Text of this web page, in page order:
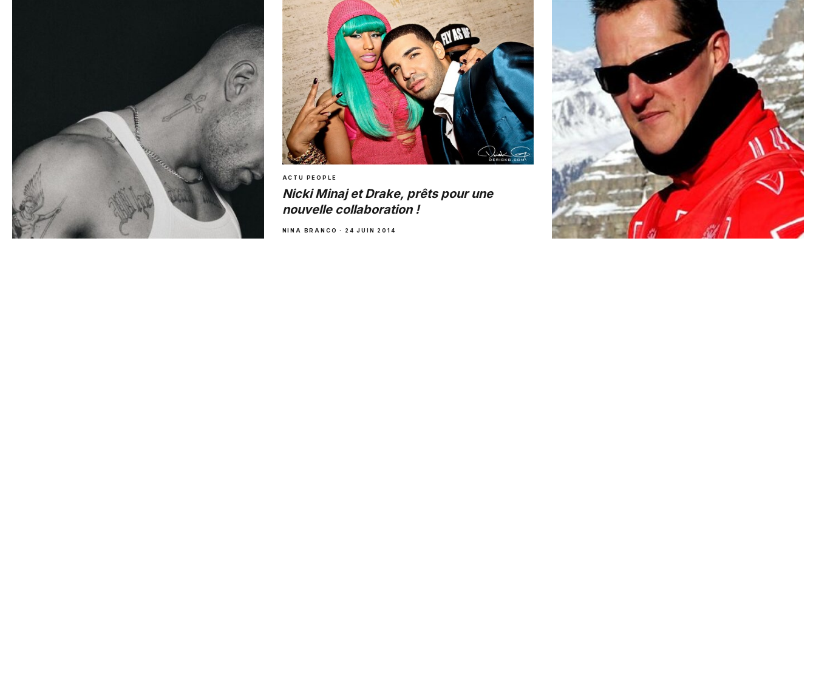
ACTU PEOPLE
Nicki Minaj et Drake, prêts pour une
nouvelle collaboration !
NINA BRANCO · 24 JUIN 2014